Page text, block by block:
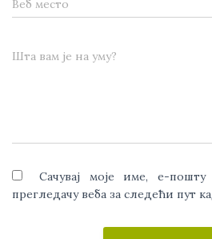
Веб место
Шта вам је на уму?
Сачувај моје име, е-
прегледачу веба за следећи пут